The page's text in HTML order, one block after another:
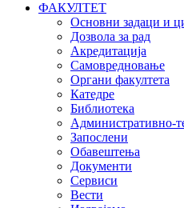
ФАКУЛТЕТ
Основни задаци и
Дозвола за рад
Акредитација
Самовредновање
Органи факултета
Катедре
Библиотека
Административно-
Запослени
Обавештења
Документи
Сервиси
Вести